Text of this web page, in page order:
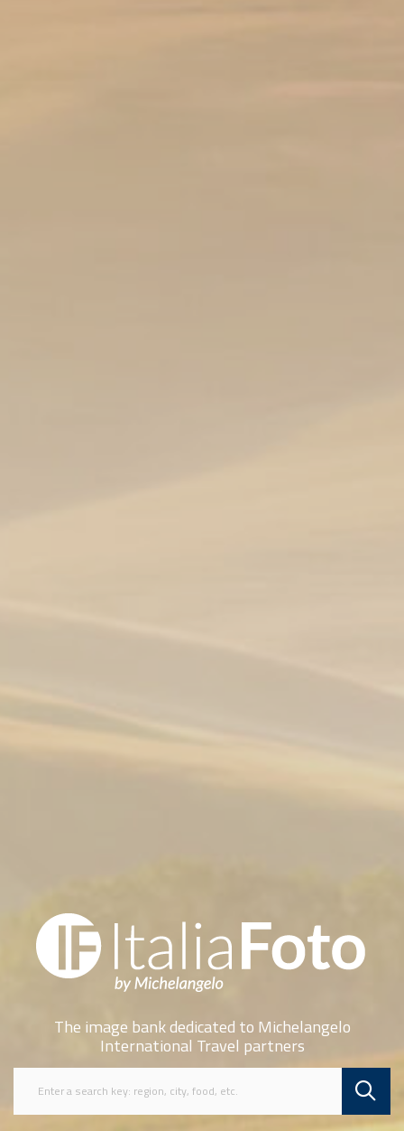
The image bank dedicated to Michelangelo
International Travel partners